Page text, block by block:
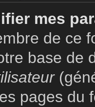
mes
de ce
base de
pages du